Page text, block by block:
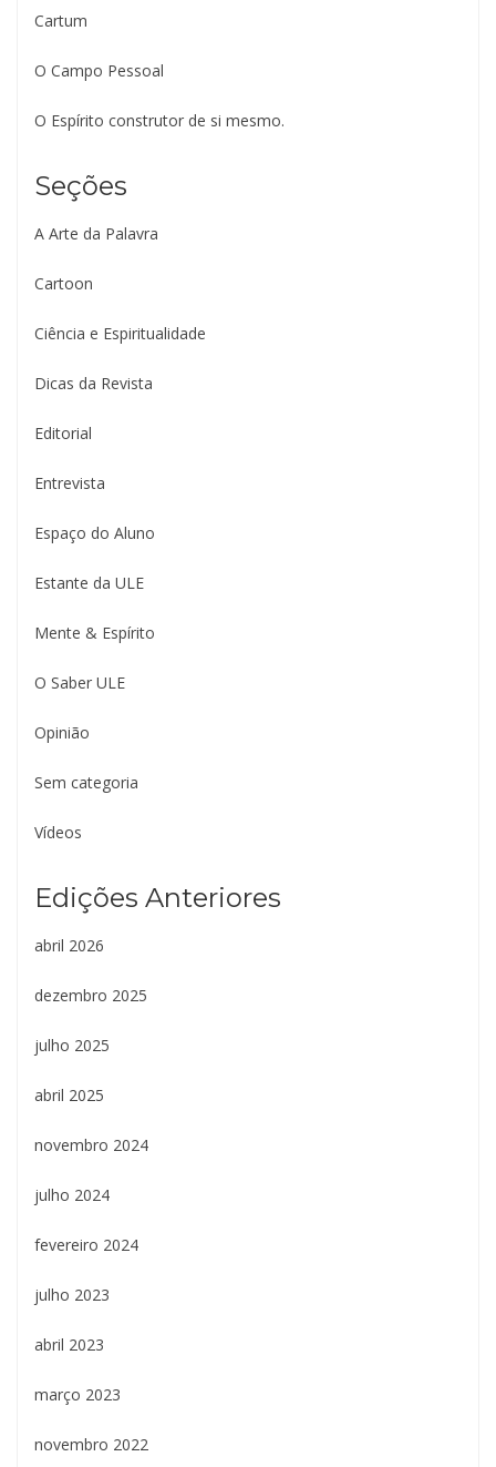
Cartum
O Campo Pessoal
O Espírito construtor de si mesmo.
Seções
A Arte da Palavra
Cartoon
Ciência e Espiritualidade
Dicas da Revista
Editorial
Entrevista
Espaço do Aluno
Estante da ULE
Mente & Espírito
O Saber ULE
Opinião
Sem categoria
Vídeos
Edições Anteriores
abril 2026
dezembro 2025
julho 2025
abril 2025
novembro 2024
julho 2024
fevereiro 2024
julho 2023
abril 2023
março 2023
novembro 2022